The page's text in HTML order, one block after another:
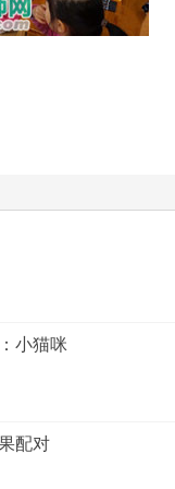
小猫咪
配对